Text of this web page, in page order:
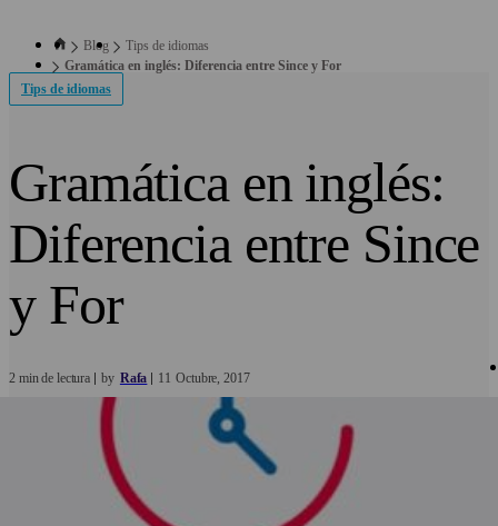
Blog
Tips de idiomas
Gramática en inglés: Diferencia entre Since y For
Tips de idiomas
Gramática en inglés:
Diferencia entre Since
y For
2 min de lectura by Rafa 11 Octubre 2017